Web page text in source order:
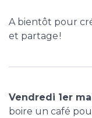
A bientôt pour
et partage !
Vendredi 1er
boire un café